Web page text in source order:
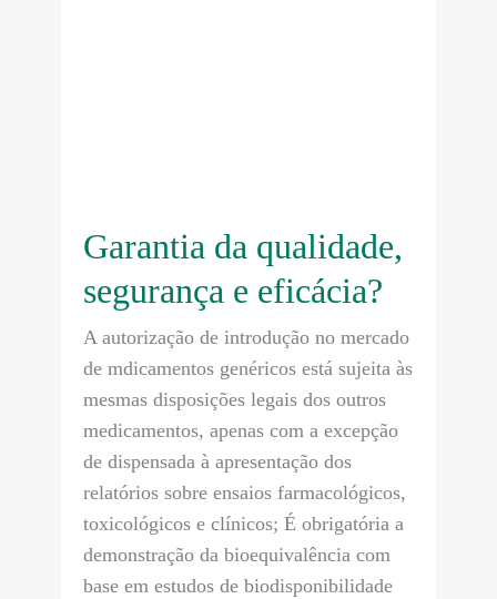
Garantia da qualidade,
segurança e eficácia?
A autorização de introdução no mercado
de mdicamentos genéricos está sujeita às
mesmas disposições legais dos outros
medicamentos, apenas com a excepção
de dispensada à apresentação dos
relatórios sobre ensaios farmacológicos,
toxicológicos e clínicos; É obrigatória a
demonstração da bioequivalência com
base em estudos de biodisponibilidade